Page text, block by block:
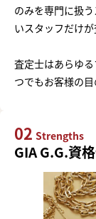
のみを専門に扱
いスタッフだけ
査定士はあらゆ
つでもお客様の
02 Strengths
GIA G.G.資